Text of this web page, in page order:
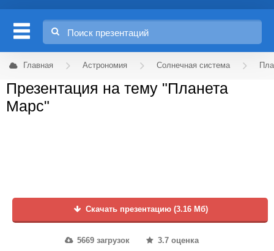
Главная Астрономия Солнечная система
Презентация на тему "Планета
Марс"
Скачать презентацию (3.16 Мб)
5669 загрузок 3.7 оценка